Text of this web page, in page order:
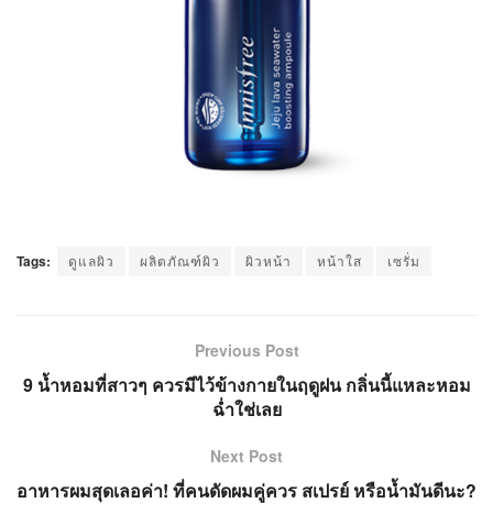
Tags: ดูแลผิว ผลิตภัณฑ์ผิว ผิวหน้า หน้าใส เซรั่ม
Previous Post
9 น้ำหอมที่สาวๆ ควรมีไว้ข้างกายในฤดูฝน กลิ่นนี้แหละหอม
ฉ่ำใช่เลย
Next Post
อาหารผมสุดเลอค่า! ที่คนดัดผมคู่ควร สเปรย์ หรือน้ำมันดีนะ?